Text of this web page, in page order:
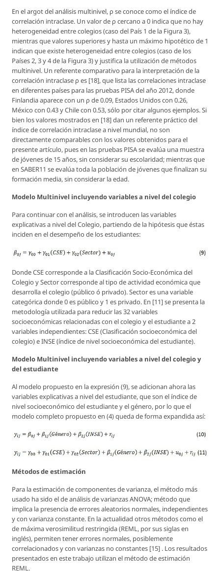
En el argot del análisis multinivel, ρ se conoce como el índice de
correlación intraclase. Un valor de ρ cercano a 0 indica que no hay
heterogeneidad entre colegios (caso del País 1 de la Figura 3),
mientras que valores superiores y hasta un máximo hipotético de 1
indican que existe heterogeneidad entre colegios (caso de los
Países 2, 3 y 4 de la Figura 3) y justifica la utilización de métodos
multinivel. Un referente comparativo para la interpretación de la
correlación intraclase ρ es [18], que lista las correlaciones intraclase
en diferentes países para las pruebas PISA del año 2012, donde
Finlandia aparece con un ρ de 0.09, Estados Unidos con 0.26,
México con 0.43 y Chile con 0.53, sólo por citar algunos ejemplos. Si
bien los valores mostrados en [18] dan un referente práctico del
índice de correlación intraclase a nivel mundial, no son
directamente comparables con los valores obtenidos para el
presente artículo, pues en las pruebas PISA se evalúa una muestra
de jóvenes de 15 años, sin considerar su escolaridad; mientras que
en SABER11 se evalúa toda la población de jóvenes que finalizan su
formación media, sin considerar la edad.
Modelo Multinivel incluyendo variables a nivel del colegio
Para continuar con el análisis, se introducen las variables
explicativas a nivel del Colegio, partiendo de la hipótesis que éstas
inciden en el desempeño de los estudiantes:
Donde CSE corresponde a la Clasificación Socio-Económica del
Colegio y Sector corresponde al tipo de actividad económica que
desarrolla el colegio (público ó privado). Sector es una variable
categórica donde 0 es público y 1 es privado. En [11] se presenta la
metodología utilizada para reducir las 32 variables
socioeconómicas relacionadas con el colegio y el estudiante a 2
variables independientes: CSE (Clasificación socioeconómica del
colegio) e INSE (índice de nivel socioeconómica del estudiante).
Modelo Multinivel incluyendo variables a nivel del colegio y
del estudiante
Al modelo propuesto en la expresión (9), se adicionan ahora las
variables explicativas a nivel del estudiante, que son el índice de
nivel socioeconómico del estudiante y el género, por lo que el
modelo completo propuesto en (4) queda de forma expandida así:
Métodos de estimación
Para la estimación de componentes de varianza, el método más
usado ha sido el de análisis de varianzas ANOVA; método que
implica la presencia de errores aleatorios normales, independientes
y con varianza constante. En la actualidad otros métodos como el
de máxima verosimilitud restringida (REML, por sus siglas en
inglés), permiten tener errores normales, posiblemente
correlacionados y con varianzas no constantes [15] . Los resultados
presentados en este trabajo utilizan el método de estimación
REML.